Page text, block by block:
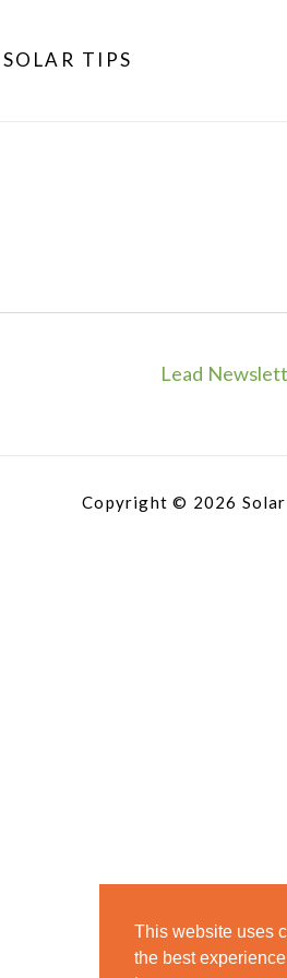
SOLAR TIPS
Lead
Copyright © 2026 Solar
This website uses
the best